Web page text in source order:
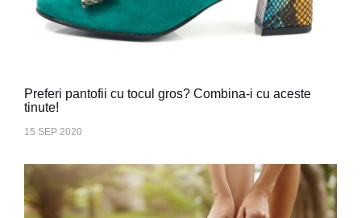
Preferi pantofii cu tocul gros? Combina-i cu aceste
tinute!
15 SEP 2020